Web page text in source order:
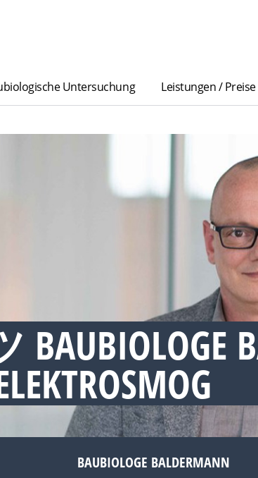
Untersuchung Leistungen / Preise
BAUBIOLOGE
BAUBIOLOGE BALDERMANN